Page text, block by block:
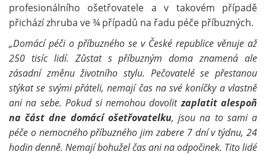
profesionálního ošetřovatele a v takovém případě
přichází zhruba ve ¾ případů na řadu péče příbuzných.
„Domácí péči o příbuzného se v České republice věnuje až
250 tisíc lidí. Zůstat s příbuzným doma znamená ale
zásadní změnu životního stylu. Pečovatelé se přestanou
stýkat se svými přáteli, nemají čas na své koníčky a vlastně
ani na sebe. Pokud si nemohou dovolitzaplatit alespoň
na část dne domácí ošetřovatelku, jsou na to sami a
péče o nemocného příbuzného jim zabere 7 dní v týdnu, 24
hodin denně. Nemají bohužel čas ani na odpočinek. Tito lidé